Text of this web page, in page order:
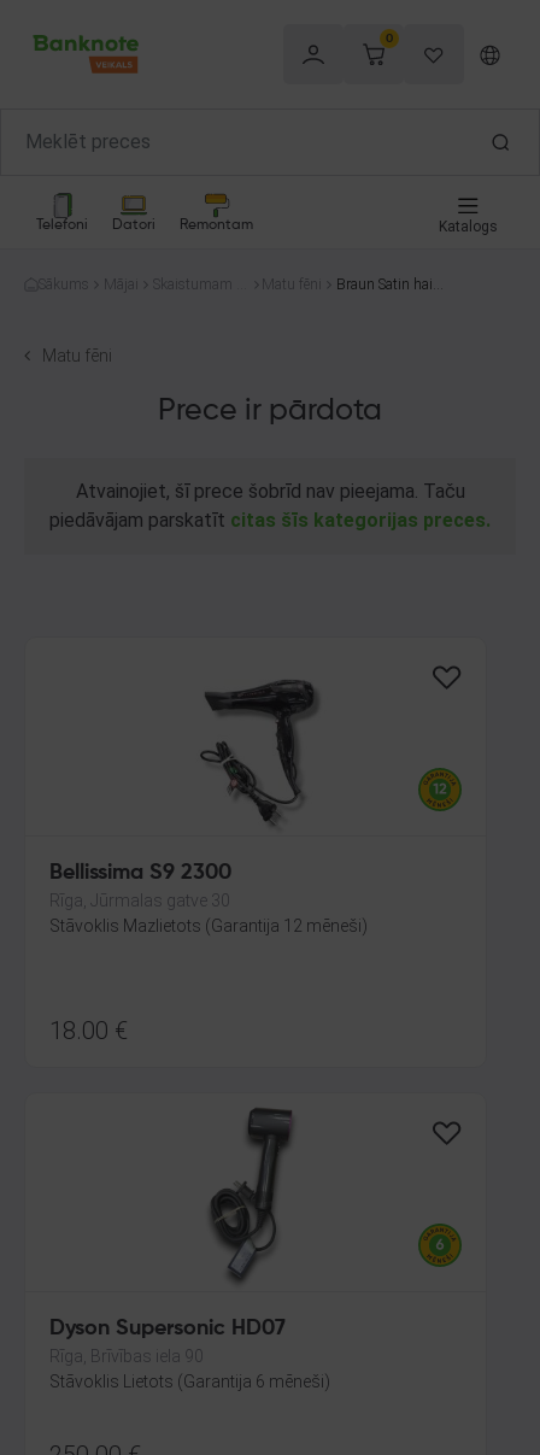
0
Telefoni Datori Remontam Katalogs
Sākums Mājai
Skaistumam u
Matu fēni
Braun Satin hair
Matu fēni
Prece ir pārdota
Atvainojiet, šī prece šobrīd nav pieejama. Taču
piedāvājam parskatīt citas šīs kategorijas preces.
Bellissima S9 2300
Rīga, Jūrmalas gatve 30
Stāvoklis Mazlietots (Garantija 12 mēneši)
18.00 €
Dyson Supersonic HD07
Rīga, Brīvības iela 90
Stāvoklis Lietots (Garantija 6 mēneši)